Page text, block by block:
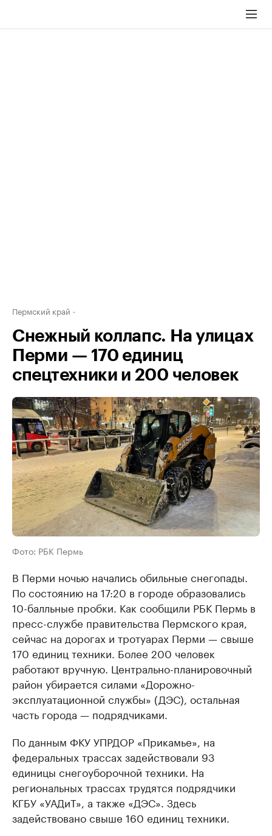
Пермский край
Снежный коллапс. На улицах
Перми — 170 единиц
спецтехники и 200 человек
Фото: РБК Пермь
В Перми ночью начались обильные снегопады.
По состоянию на 17:20 в городе образовались
10-балльные пробки. Как сообщили РБК Пермь в
пресс-службе правительства Пермского края,
сейчас на дорогах и тротуарах Перми — свыше
170 единиц техники. Более 200 человек
работают вручную. Центрально-планировочный
район убирается силами «Дорожно-
эксплуатационной службы» (ДЭС), остальная
часть города — подрядчиками.
По данным ФКУ УПРДОР «Прикамье», на
федеральных трассах задействовали 93
единицы снегоуборочной техники. На
региональных трассах трудятся подрядчики
КГБУ «УАДиТ», а также «ДЭС». Здесь
задействовано свыше 160 единиц техники.